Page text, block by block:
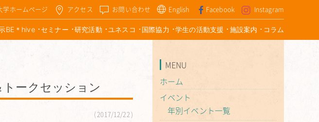
学ホームページ アクセス お問い合わせ English Facebook Instagram
BE＊hive セミナー 研究活動 ユネスコ 国際協力 学生の活動支援 施設案内 コラム
トークセッション
2017/12/22
MENU
ホーム
イベント
年別イベント一覧